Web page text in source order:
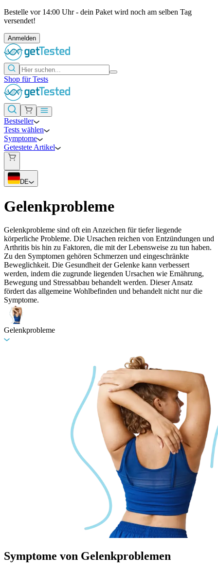
Bestelle vor 14:00 Uhr - dein Paket wird noch am selben Tag
versendet!
Anmelden
Shop für Tests
Bestseller
Tests wählen
Symptome
Getestete Artikel
DE
Gelenkprobleme
Gelenkprobleme sind oft ein Anzeichen für tiefer liegende
körperliche Probleme. Die Ursachen reichen von Entzündungen und
Arthritis bis hin zu Faktoren, die mit der Lebensweise zu tun haben.
Zu den Symptomen gehören Schmerzen und eingeschränkte
Beweglichkeit. Die Gesundheit der Gelenke kann verbessert
werden, indem die zugrunde liegenden Ursachen wie Ernährung,
Bewegung und Stressabbau behandelt werden. Dieser Ansatz
fördert das allgemeine Wohlbefinden und behandelt nicht nur die
Symptome.
Gelenkprobleme
Symptome von Gelenkproblemen